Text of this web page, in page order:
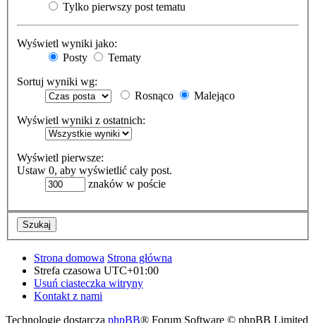
Tylko pierwszy post tematu
Wyświetl wyniki jako:
Posty
Tematy
Sortuj wyniki wg:
Rosnąco
Malejąco
Wyświetl wyniki z ostatnich:
Wyświetl pierwsze:
Ustaw 0, aby wyświetlić cały post.
znaków w poście
Strona domowa Strona główna
Strefa czasowa UTC+01:00
Usuń ciasteczka witryny
Kontakt z nami
Technologię dostarcza phpBB® Forum Software © phpBB Limited